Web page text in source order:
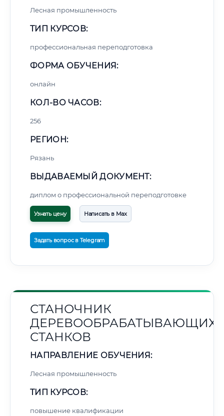
Лесная промышленность
ТИП КУРСОВ:
профессиональная переподготовка
ФОРМА ОБУЧЕНИЯ:
онлайн
КОЛ-ВО ЧАСОВ:
256
РЕГИОН:
Рязань
ВЫДАВАЕМЫЙ ДОКУМЕНТ:
диплом о профессиональной переподготовке
Узнать цену Написать в Max
Задать вопрос в Telegram
СТАНОЧНИК
ДЕРЕВООБРАБАТЫВАЮЩИХ
СТАНКОВ
НАПРАВЛЕНИЕ ОБУЧЕНИЯ:
Лесная промышленность
ТИП КУРСОВ:
повышение квалификации